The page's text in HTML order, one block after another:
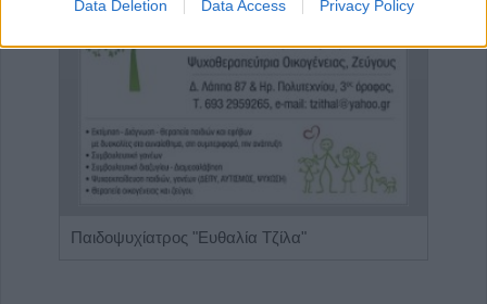
Data Deletion Data Access Privacy Policy
Παιδοψυχίατρος "Ευθαλία Τζίλα"